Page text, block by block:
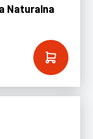
Naturalna